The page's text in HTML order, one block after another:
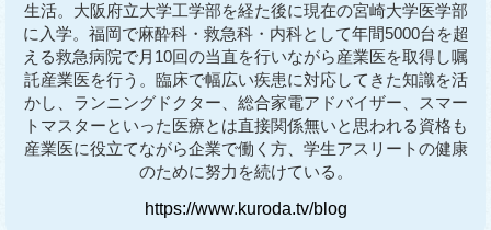
生活。大阪府立大学工学部を経た後に現在の宮崎大学医学部
に入学。福岡で麻酔科・救急科・内科として年間5000台を超
える救急病院で月10回の当直を行いながら産業医を取得し嘱
託産業医を行う。臨床で幅広い疾患に対応してきた知識を活
かし、ランニングドクター、総合家電アドバイザー、スマー
トマスターといった医療とは直接関係無いと思われる資格も
産業医に役立てながら企業で働く方、学生アスリートの健康
のために努力を続けている。
https://www.kuroda.tv/blog